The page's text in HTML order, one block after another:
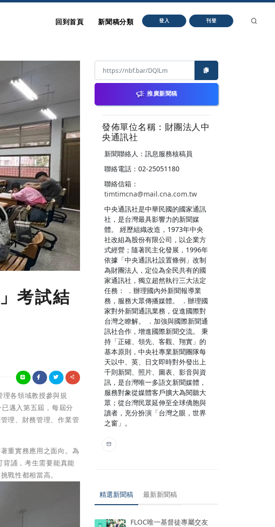
回到首頁 新聞稿分類 登入 刊登
考試結
各領域教授參與規
邁入第五屆，每屆分
理、財務管理、作業管
重實務應用之面向。為
誦，考生需要能真能
戰性都相當高。
推廣新聞稿
發佈單位名稱：財團法人中
央通訊社
新聞聯絡人：訊息服務核稿員
聯絡電話：02-25051180
聯絡信箱：
timtimcna@mail.cna.com.tw
中央通訊社是中華民國的國家通訊
社，是台灣最具影響力的新聞媒
體。 經歷組織改造，1973年中央
社改組為股份有限公司，以企業方
式經營；隨著民主化發展，1996年
依據「中央通訊社設置條例」改制
為財團法人，定位為全民共有的國
家通訊社，獨立超然執行三大法定
任務： ．辦理國內外新聞報導業
務，服務大眾傳播媒體。 ．辦理國
家對外新聞通訊業務，促進國際對
台灣之瞭解。 ．加強與國際新聞通
訊社合作，增進國際新聞交流。 秉
持「正確、領先、客觀、翔實」的
基本原則，中央社專業新聞團隊每
天以中、英、日文即時對外發出上
千則新聞、照片、圖表、影音與資
訊，是台灣唯一多語文新聞媒體，
服務對象從媒體客戶擴大為閱聽大
眾；從台灣民眾延伸至全球僑胞與
讀者，充分扮演「台灣之眼，世界
之窗」。
精選新聞稿 最新新聞稿
FLOC唯一基督徒專屬交友